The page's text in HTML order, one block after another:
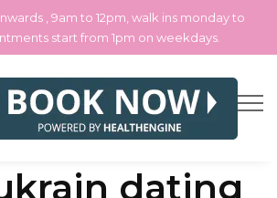
, 9am to 12pm, walk ins monday to
start from 1pm on weekdays.
Categories
Uncategorized
dating